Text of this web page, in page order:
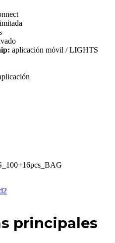
aplicación móvil / LIGHTS
2
principales